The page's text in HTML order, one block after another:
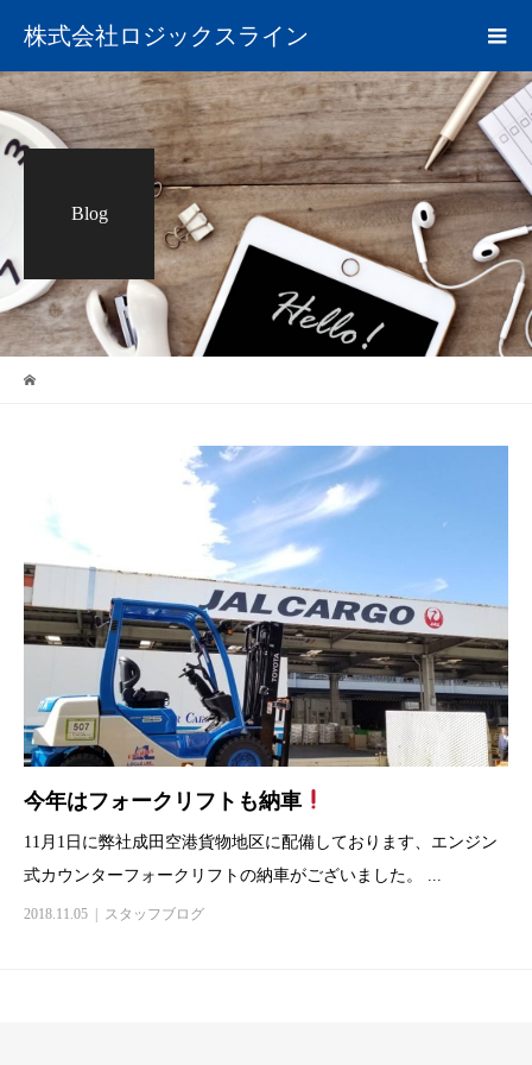
株式会社ロジックスライン
Blog
今年はフォークリフトも納車
11月1日に弊社成田空港貨物地区に配備しております、エンジン
式カウンターフォークリフトの納車がございました。 ...
2018.11.05 スタッフブログ